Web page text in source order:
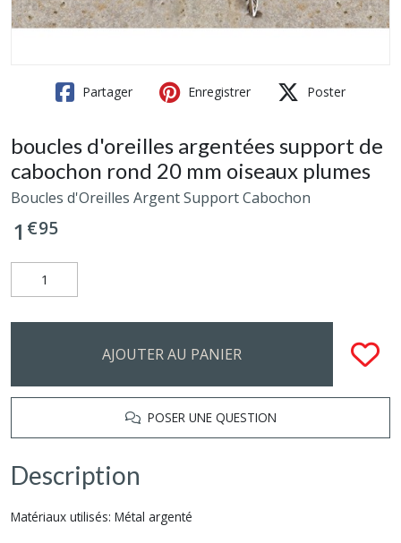
Partager Enregistrer Poster
boucles d'oreilles argentées support de
cabochon rond 20 mm oiseaux plumes
Boucles d'Oreilles Argent Support Cabochon
1 €95
AJOUTER AU PANIER
POSER UNE QUESTION
Description
Matériaux utilisés: Métal argenté